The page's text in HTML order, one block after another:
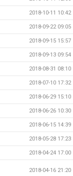
2018-10-11 10:42
2018-09-22 09:05
2018-09-15 15:57
2018-09-13 09:54
2018-08-31 08:10
2018-07-10 17:32
2018-06-29 15:10
2018-06-26 10:30
2018-06-15 14:39
2018-05-28 17:23
2018-04-24 17:00
2018-04-16 21:20